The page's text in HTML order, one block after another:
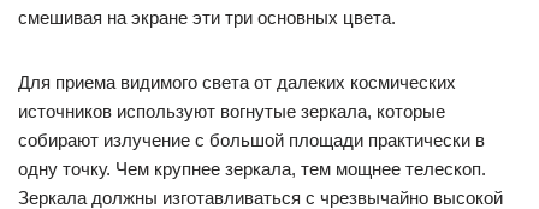
смешивая на экране эти три основных цвета.
Для приема видимого света от далеких космических
источников используют вогнутые зеркала, которые
собирают излучение с большой площади практически в
одну точку. Чем крупнее зеркала, тем мощнее телескоп.
Зеркала должны изготавливаться с чрезвычайно высокой